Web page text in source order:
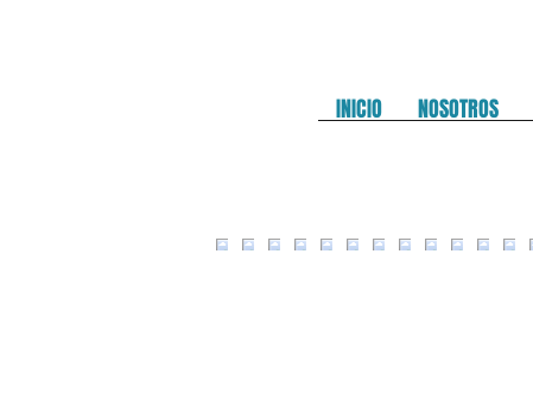
INICIO NOSOTROS